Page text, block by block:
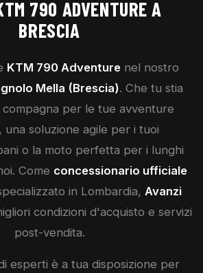
790 ADVENTURE A
BRESCIA
KTM 790 Adventure nel nostro
Mella (Brescia). Che tu stia
per le tue avventure
una soluzione agile per i tuoi
o la moto perfetta per i lunghi
Come concessionario ufficiale
in Lombardia, Avanzi
condizioni d'acquisto e servizi
post-vendita.
esperti è a tua disposizione per